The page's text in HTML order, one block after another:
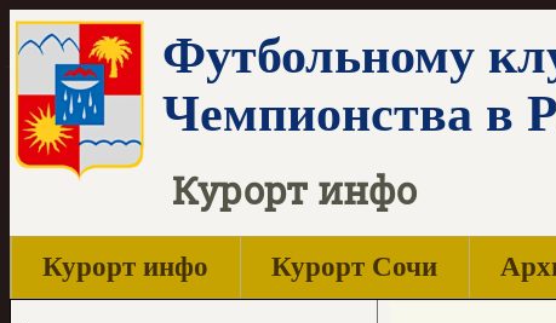
Футбольному
Чемпионства в
Курорт инфо
Курорт инфо Курорт Сочи